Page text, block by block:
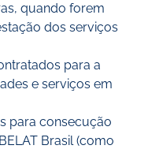
quando forem
dos serviços
para a
e serviços em
para consecução
Brasil (como